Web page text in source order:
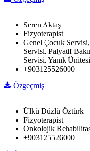
Seren Aktaş
Fizyoterapist
Genel Çocuk
Servisi, Palyatif
Servisi, Yanık Ünitesi
+903125526000
Özgeçmiş
Ülkü Düzlü Öztürk
Fizyoterapist
Onkolojik
+903125526000